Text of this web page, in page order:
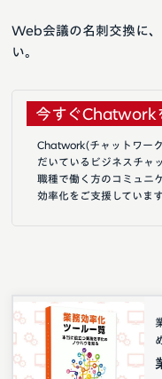
Web会議の名刺交換に
い。
今すぐChatwork
Chatwork(チャットワー
だいているビジネスチャ
職種で働く方のコミュニ
効率化をご支援しています